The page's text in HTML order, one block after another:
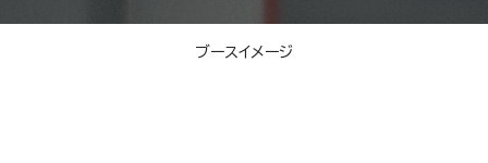
ブースイメージ